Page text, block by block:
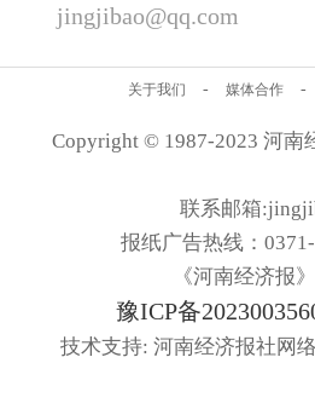
jingjibao@qq.com
关于我们 - 媒体合作 -
Copyright © 1987-2023 河南
联系邮箱
报纸广告热线：
《河南经济报
豫ICP备
技术支持: 河南经济报社网